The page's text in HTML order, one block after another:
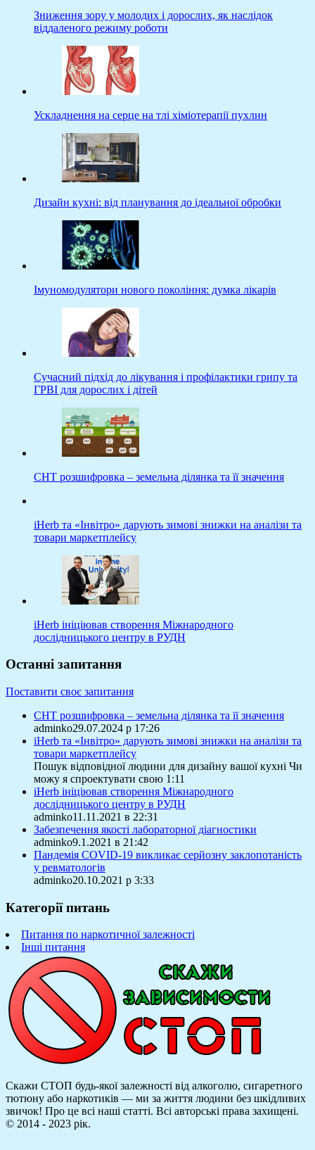
Зниження зору у молодих і дорослих, як наслідок
віддаленого режиму роботи
Ускладнення на серце на тлі хіміотерапії пухлин
Дизайн кухні: від планування до ідеальної обробки
Імуномодулятори нового покоління: думка лікарів
Сучасний підхід до лікування і профілактики грипу та
ГРВІ для дорослих і дітей
СНТ розшифровка – земельна ділянка та її значення
iHerb та «Інвітро» дарують зимові знижки на аналізи та
товари маркетплейсу
iHerb ініціював створення Міжнародного
дослідницького центру в РУДН
Останні запитання
Поставити своє запитання
СНТ розшифровка – земельна ділянка та її значення
adminko29.07.2024 р 17:26
iHerb та «Інвітро» дарують зимові знижки на аналізи та
товари маркетплейсу
Пошук відповідної людини для дизайну вашої кухні Чи
можу я спроектувати свою 1:11
iHerb ініціював створення Міжнародного
дослідницького центру в РУДН
adminko11.11.2021 в 22:31
Забезпечення якості лабораторної діагностики
adminko9.1.2021 в 21:42
Пандемія COVID-19 викликає серйозну заклопотаність
у ревматологів
adminko20.10.2021 р 3:33
Категорії питань
Питання по наркотичної залежності
Інші питання
Скажи СТОП будь-якої залежності від алкоголю, сигаретного
тютюну або наркотиків — ми за життя людини без шкідливих
звичок! Про це всі наші статті. Всі авторські права захищені.
© 2014 - 2023 рік.